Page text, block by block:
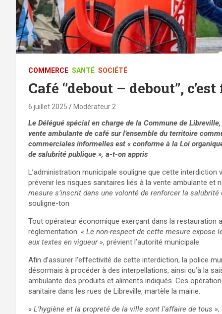
COMMERCE SANTÉ SOCIÉTÉ
Café ‘’debout – debout’’,
6 juillet 2025 Modérateur 2
Le Délégué spécial en charge de la Commune de
vente ambulante de café sur l’ensemble du territoire
commerciales informelles est « conforme à la Loi
de salubrité publique », a-t-on appris
L’administration municipale souligne que cette interdiction
prévenir les risques sanitaires liés à la vente ambulante
mesure s’inscrit dans une volonté de renforcer la
souligne-ton
Tout opérateur économique exerçant dans la
réglementation. « Le non-respect de cette mesure expose
aux textes en vigueur », prévient l’autorité municipale.
Afin d’assurer l’effectivité de cette interdiction, la police
désormais à procéder à des interpellations, ainsi qu’à la
ambulante des produits et aliments indiqués. Ces
sanitaire dans les rues de Libreville, martèle la mairie.
« L’hygiène et la propreté de la ville sont l’affaire de tous »,